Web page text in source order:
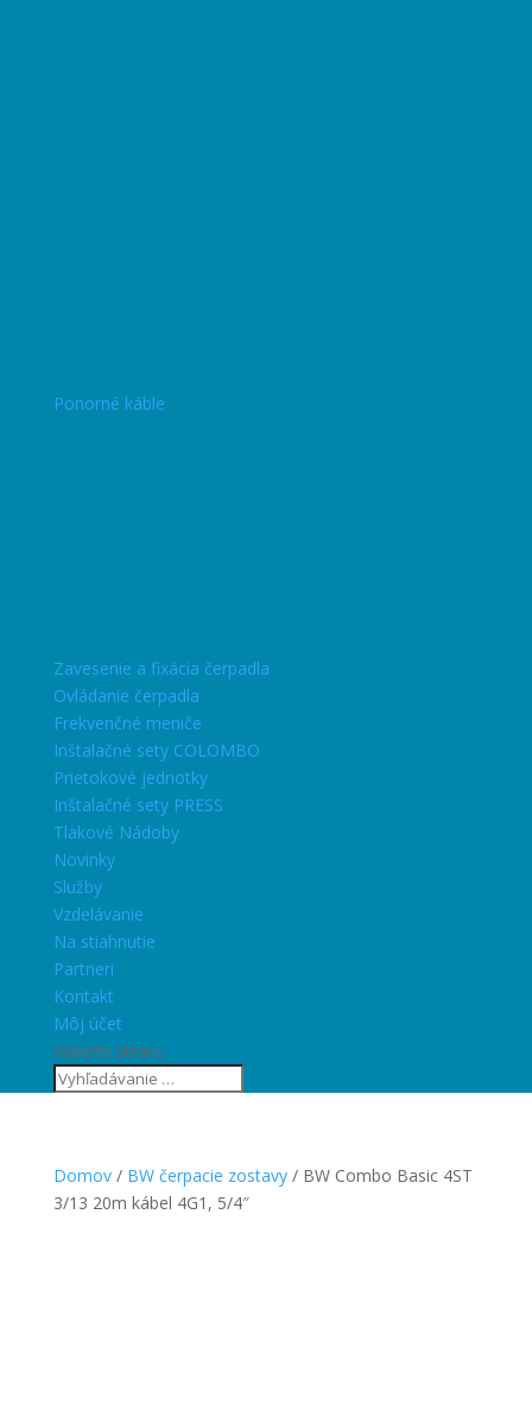
Ponorné káble
Zavesenie a fixácia čerpadla
Ovládanie čerpadla
Frekvenčné meniče
Inštalačné sety COLOMBO
Prietokové jednotky
Inštalačné sety PRESS
Tlakové Nádoby
Novinky
Služby
Vzdelávanie
Na stiahnutie
Partneri
Kontakt
Môj účet
Vyberte stranu
Domov/ BW čerpacie zostavy/ BW Combo Basic 4ST
3/13 20m kábel 4G1, 5/4″